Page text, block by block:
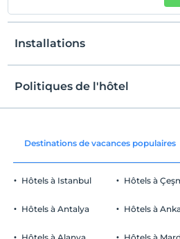
Installations
Espaces
Politiques de l'hôtel
enregistrement
Vérifier
Avant 12:00
animaux
Destinations de vacances populaires
Hôtels à Istanbul
Hôtels à Antalya
Hôtels à
Hôtels à